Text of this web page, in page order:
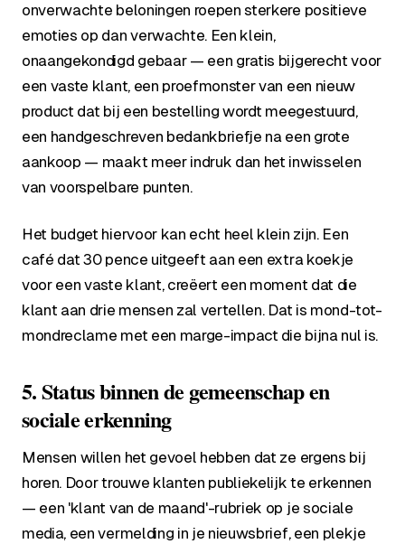
onverwachte beloningen roepen sterkere positieve
emoties op dan verwachte. Een klein,
onaangekondigd gebaar — een gratis bijgerecht voor
een vaste klant, een proefmonster van een nieuw
product dat bij een bestelling wordt meegestuurd,
een handgeschreven bedankbriefje na een grote
aankoop — maakt meer indruk dan het inwisselen
van voorspelbare punten.
Het budget hiervoor kan echt heel klein zijn. Een
café dat 30 pence uitgeeft aan een extra koekje
voor een vaste klant, creëert een moment dat die
klant aan drie mensen zal vertellen. Dat is mond-tot-
mondreclame met een marge-impact die bijna nul is.
5. Status binnen de gemeenschap en
sociale erkenning
Mensen willen het gevoel hebben dat ze ergens bij
horen. Door trouwe klanten publiekelijk te erkennen
— een 'klant van de maand'-rubriek op je sociale
media, een vermelding in je nieuwsbrief, een plekje